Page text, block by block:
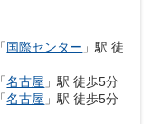
「国際センター 」駅 徒
「名古屋 」駅 徒歩5分
「名古屋 」駅 徒歩5分